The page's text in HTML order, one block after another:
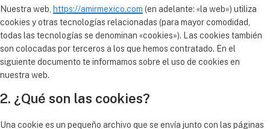
Nuestra web, https://amirmexico.com (en adelante: «la web») utiliza
cookies y otras tecnologías relacionadas (para mayor comodidad,
todas las tecnologías se denominan «cookies»). Las cookies también
son colocadas por terceros a los que hemos contratado. En el
siguiente documento te informamos sobre el uso de cookies en
nuestra web.
2. ¿Qué son las cookies?
Una cookie es un pequeño archivo que se envía junto con las páginas